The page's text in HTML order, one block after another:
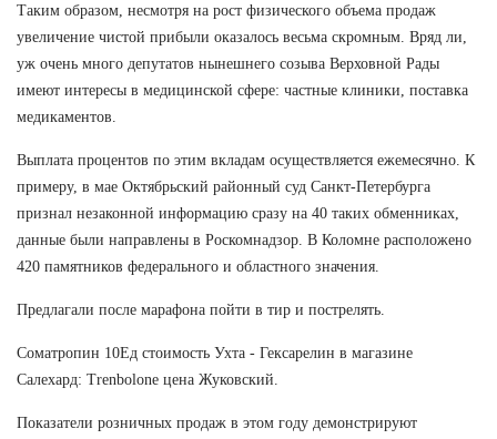
Таким образом, несмотря на рост физического объема продаж
увеличение чистой прибыли оказалось весьма скромным. Вряд ли,
уж очень много депутатов нынешнего созыва Верховной Рады
имеют интересы в медицинской сфере: частные клиники, поставка
медикаментов.
Выплата процентов по этим вкладам осуществляется ежемесячно. К
примеру, в мае Октябрьский районный суд Санкт-Петербурга
признал незаконной информацию сразу на 40 таких обменниках,
данные были направлены в Роскомнадзор. В Коломне расположено
420 памятников федерального и областного значения.
Предлагали после марафона пойти в тир и пострелять.
Cоматропин 10Ед стоимость Ухта - Гексарелин в магазине
Салехард: Trenbolone цена Жуковский.
Показатели розничных продаж в этом году демонстрируют